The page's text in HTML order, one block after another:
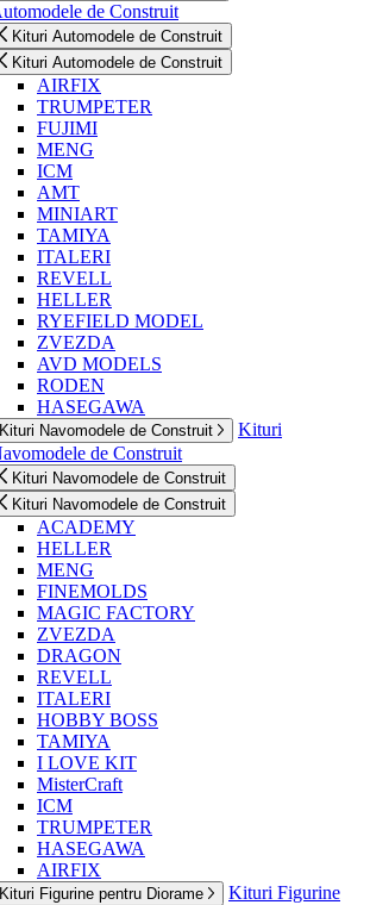
de Construit
Kituri Automodele de Construit
Kituri Automodele de Construit
AIRFIX
TRUMPETER
FUJIMI
MENG
ICM
AMT
MINIART
TAMIYA
ITALERI
REVELL
HELLER
RYEFIELD MODEL
ZVEZDA
AVD MODELS
RODEN
HASEGAWA
Kituri Navomodele de Construit
Kituri
de Construit
Kituri Navomodele de Construit
Kituri Navomodele de Construit
ACADEMY
HELLER
MENG
FINEMOLDS
MAGIC FACTORY
ZVEZDA
DRAGON
REVELL
ITALERI
HOBBY BOSS
TAMIYA
I LOVE KIT
MisterCraft
ICM
TRUMPETER
HASEGAWA
AIRFIX
Kituri Figurine pentru Diorame
Kituri Figurine